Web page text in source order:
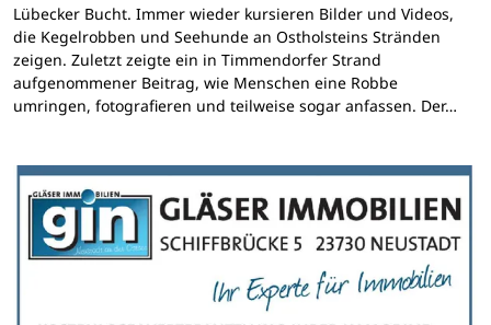
Lübecker Bucht. Immer wieder kursieren Bilder und Videos,
die Kegelrobben und Seehunde an Ostholsteins Stränden
zeigen. Zuletzt zeigte ein in Timmendorfer Strand
aufgenommener Beitrag, wie Menschen eine Robbe
umringen, fotografieren und teilweise sogar anfassen. Der…